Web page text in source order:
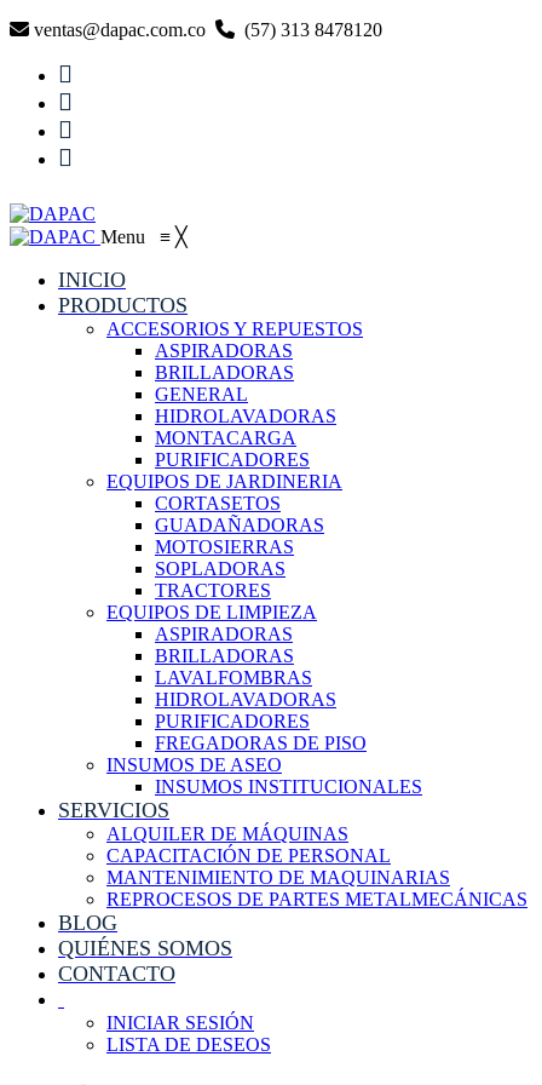
ventas@dapac.com.co (57) 313 8478120
Menu ≡ ╳
INICIO
PRODUCTOS
ACCESORIOS Y REPUESTOS
ASPIRADORAS
BRILLADORAS
GENERAL
HIDROLAVADORAS
MONTACARGA
PURIFICADORES
EQUIPOS DE JARDINERIA
CORTASETOS
GUADAÑADORAS
MOTOSIERRAS
SOPLADORAS
TRACTORES
EQUIPOS DE LIMPIEZA
ASPIRADORAS
BRILLADORAS
LAVALFOMBRAS
HIDROLAVADORAS
PURIFICADORES
FREGADORAS DE PISO
INSUMOS DE ASEO
INSUMOS INSTITUCIONALES
SERVICIOS
ALQUILER DE MÁQUINAS
CAPACITACIÓN DE PERSONAL
MANTENIMIENTO DE MAQUINARIAS
REPROCESOS DE PARTES METALMECÁNICAS
BLOG
QUIÉNES SOMOS
CONTACTO
INICIAR SESIÓN
LISTA DE DESEOS